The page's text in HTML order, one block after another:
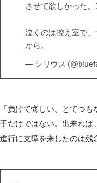
させて欲しかった。
泣くのは控え室で
から。
— シリウス
「負けて悔しい、とてつ
手だけではない。出来れば
進行に支障を来したのは残